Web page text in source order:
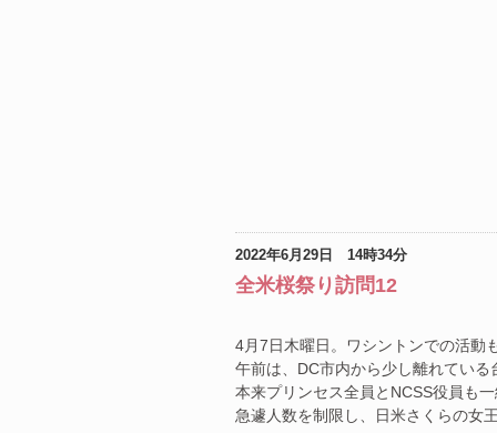
2022年6月29日 14時34分
全米桜祭り訪問12
4月7日木曜日。ワシントンでの活動
午前は、DC市内から少し離れてい
本来プリンセス全員とNCSS役員も
急遽人数を制限し、日米さくらの女